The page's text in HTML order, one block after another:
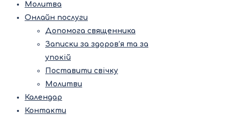
Молитва
Онлайн послуги
Допомога священника
Записки за здоров’я та за
упокій
Поставити свічку
Молитви
Календар
Контакти